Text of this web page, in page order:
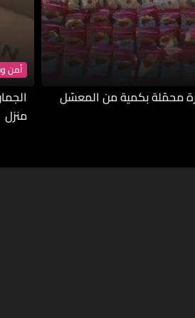
محمّلة بكمية من المعسّل
أمن
منزل